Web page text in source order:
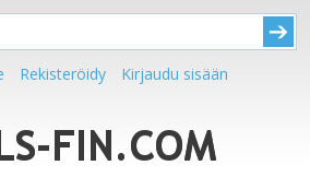
Rekisteröidy Kirjaudu sisään